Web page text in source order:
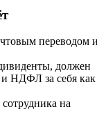
переводом
должен
и НДФЛ за себя как
на